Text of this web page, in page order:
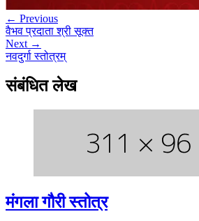
← Previous
वैभव प्रदाता श्री सूक्त
Next →
नवदुर्गा स्तोत्रम्
संबंधित लेख
मंगला गौरी स्तोत्र